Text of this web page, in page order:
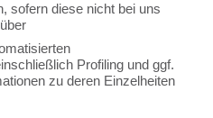
sofern diese nicht bei uns
Profiling und ggf.
zu deren Einzelheiten